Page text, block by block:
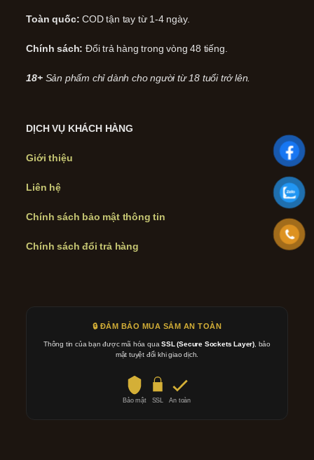
Toàn quốc: COD tận tay từ 1-4 ngày.
Chính sách: Đổi trả hàng trong vòng 48 tiếng.
18+ Sản phẩm chỉ dành cho người từ 18 tuổi trở lên.
DỊCH VỤ KHÁCH HÀNG
Giới thiệu
Liên hệ
Chính sách bảo mật thông tin
Chính sách đổi trả hàng
🔒 ĐẢM BẢO MUA SẮM AN TOÀN
Thông tin của bạn được mã hóa quaSSL (Secure Sockets Layer) , bảo
mật tuyệt đối khi giao dịch.
Bảo mật SSL An toàn